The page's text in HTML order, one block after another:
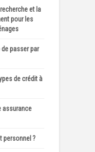
et la
pour les
passer par
de crédit à
assurance
personnel ?